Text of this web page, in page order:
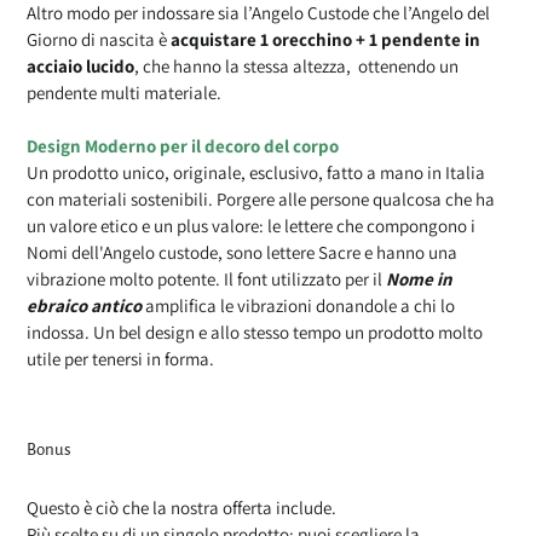
Altro modo per indossare sia l’Angelo Custode che l’Angelo del
Giorno di nascita èacquistare 1 orecchino + 1 pendente in
acciaio lucido, che hanno la stessa altezza, ottenendo un
pendente multi materiale.
Design Moderno per il decoro del corpo
Un prodotto unico, originale, esclusivo, fatto a mano in Italia
con materiali sostenibili. Porgere alle persone qualcosa che ha
un valore etico e un plus valore: le lettere che compongono i
Nomi dell'Angelo custode, sono lettere Sacre e hanno una
vibrazione molto potente. Il font utilizzato per il Nome in
ebraico anticoamplifica le vibrazioni donandole a chi lo
indossa. Un bel design e allo stesso tempo un prodotto molto
utile per tenersi in forma.
Bonus
Questo è ciò che la nostra offerta include.